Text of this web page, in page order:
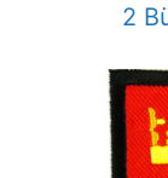
2